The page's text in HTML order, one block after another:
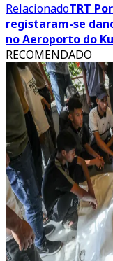
RelacionadoTRT
registaram-se
no Aeroporto do
RECOMENDADO